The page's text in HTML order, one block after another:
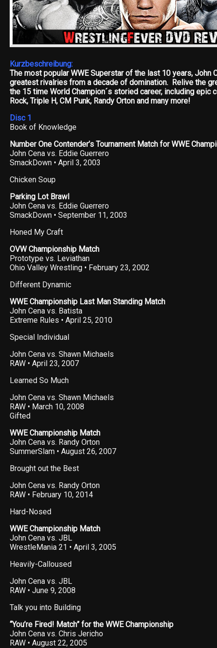
Kurzbeschreibung:
The most popular WWE Superstar of the last 10 years, John
greatest rivalries from a decade of domination. Relive the
the 15 time World Champion´s storied career, including epic
Rock, Triple H, CM Punk, Randy Orton and many more!
Disc 1
Book of Knowledge
Number One Contender’s Tournament Match for WWE
John Cena vs. Eddie Guerrero
SmackDown • April 3, 2003
Chicken Soup
Parking Lot Brawl
John Cena vs. Eddie Guerrero
SmackDown • September 11, 2003
Honed My Craft
OVW Championship Match
Prototype vs. Leviathan
Ohio Valley Wrestling • February 23, 2002
Different Dynamic
WWE Championship Last Man Standing Match
John Cena vs. Batista
Extreme Rules • April 25, 2010
Special Individual
John Cena vs. Shawn Michaels
RAW • April 23, 2007
Learned So Much
John Cena vs. Shawn Michaels
RAW • March 10, 2008
Gifted
WWE Championship Match
John Cena vs. Randy Orton
SummerSlam • August 26, 2007
Brought out the Best
John Cena vs. Randy Orton
RAW • February 10, 2014
Hard-Nosed
WWE Championship Match
John Cena vs. JBL
WrestleMania 21 • April 3, 2005
Heavily-Calloused
John Cena vs. JBL
RAW • June 9, 2008
Talk you into Building
“You’re Fired! Match” for the WWE Championship
John Cena vs. Chris Jericho
RAW • August 22, 2005